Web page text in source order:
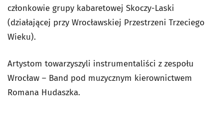
członkowie grupy kabaretowej Skoczy-Laski
(działającej przy Wrocławskiej Przestrzeni Trzeciego
Wieku).
Artystom towarzyszyli instrumentaliści z zespołu
Wrocław – Band pod muzycznym kierownictwem
Romana Hudaszka.